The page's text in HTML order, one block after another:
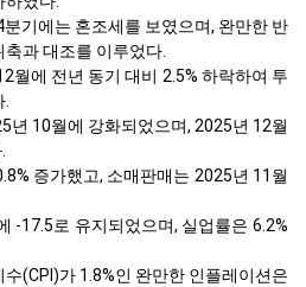
기에는 혼조세를 보였으며, 완만한 반
과 대조를 이루었다.
월에 전년 동기 대비 2.5% 하락하여 투
.
년 10월에 강화되었으며, 2025년 12월
증가했고, 소매판매는 2025년 11월
-17.5로 유지되었으며, 실업률은 6.2%
(CPI)가 1.8%인 완만한 인플레이션은